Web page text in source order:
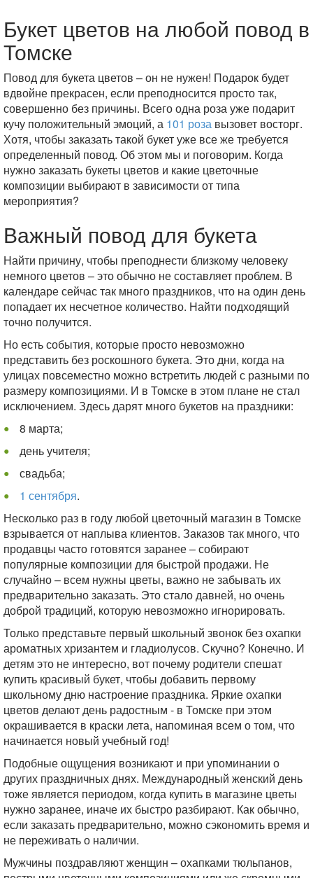
Букет цветов на любой повод в
Томске
Повод для букета цветов – он не нужен! Подарок будет
вдвойне прекрасен, если преподносится просто так,
совершенно без причины. Всего одна роза уже подарит
кучу положительный эмоций, а 101 роза вызовет восторг.
Хотя, чтобы заказать такой букет уже все же требуется
определенный повод. Об этом мы и поговорим. Когда
нужно заказать букеты цветов и какие цветочные
композиции выбирают в зависимости от типа
мероприятия?
Важный повод для букета
Найти причину, чтобы преподнести близкому человеку
немного цветов – это обычно не составляет проблем. В
календаре сейчас так много праздников, что на один день
попадает их несчетное количество. Найти подходящий
точно получится.
Но есть события, которые просто невозможно
представить без роскошного букета. Это дни, когда на
улицах повсеместно можно встретить людей с разными по
размеру композициями. И в Томске в этом плане не стал
исключением. Здесь дарят много букетов на праздники:
8 марта;
день учителя;
свадьба;
1 сентября.
Несколько раз в году любой цветочный магазин в Томске
взрывается от наплыва клиентов. Заказов так много, что
продавцы часто готовятся заранее – собирают
популярные композиции для быстрой продажи. Не
случайно – всем нужны цветы, важно не забывать их
предварительно заказать. Это стало давней, но очень
доброй традиций, которую невозможно игнорировать.
Только представьте первый школьный звонок без охапки
ароматных хризантем и гладиолусов. Скучно? Конечно. И
детям это не интересно, вот почему родители спешат
купить красивый букет, чтобы добавить первому
школьному дню настроение праздника. Яркие охапки
цветов делают день радостным - в Томске при этом
окрашивается в краски лета, напоминая всем о том, что
начинается новый учебный год!
Подобные ощущения возникают и при упоминании о
других праздничных днях. Международный женский день
тоже является периодом, когда купить в магазине цветы
нужно заранее, иначе их быстро разбирают. Как обычно,
если заказать предварительно, можно сэкономить время и
не переживать о наличии.
Мужчины поздравляют женщин – охапками тюльпанов,